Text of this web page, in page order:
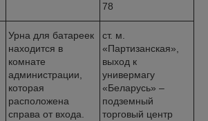
78
Урна для батареек
находится в
комнате
администрации,
которая
расположена
справа от входа.
ст. м.
«Партизанская»,
выход к
универмагу
«Беларусь» –
подземный
торговый центр